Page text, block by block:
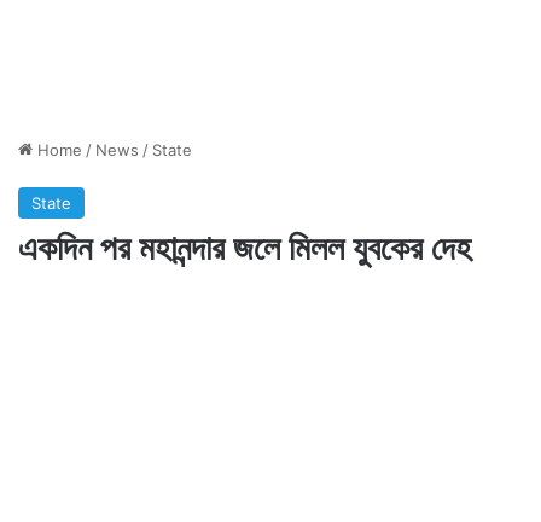
Home / News / State
State
একদিন পর মহানন্দার জলে মিলল যুবকের দেহ